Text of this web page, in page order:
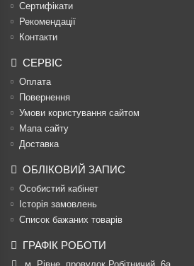
Сертифікати
Рекомендації
Контакти
СЕРВІС
Оплата
Повернення
Умови користування сайтом
Мапа сайту
Доставка
ОБЛІКОВИЙ ЗАПИС
Особистий кабінет
Історія замовлень
Список бажаних товарів
ГРАФІК РОБОТИ